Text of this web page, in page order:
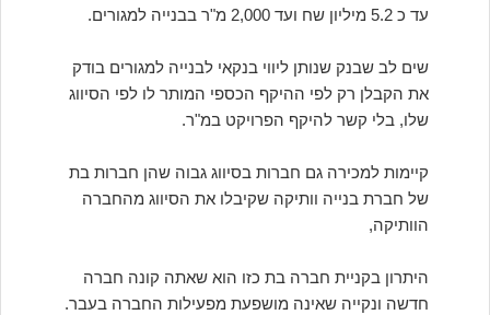
עד כ 5.2 מיליון שח ועד 2,000 מ"ר בבנייה למגורים.
שים לב שבנק שנותן ליווי בנקאי לבנייה למגורים בודק
את הקבלן רק לפי ההיקף הכספי המותר לו לפי הסיווג
שלו, בלי קשר להיקף הפרויקט במ"ר.
קיימות למכירה גם חברות בסיווג גבוה שהן חברות בת
של חברת בנייה וותיקה שקיבלו את הסיווג מהחברה
הוותיקה,
היתרון בקניית חברה בת כזו הוא שאתה קונה חברה
חדשה ונקייה שאינה מושפעת מפעילות החברה בעבר.